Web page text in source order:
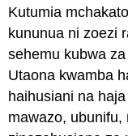
Kutumia
kununua ni zoezi
sehemu kubwa
Utaona kwamba
haihusiani na
mawazo,